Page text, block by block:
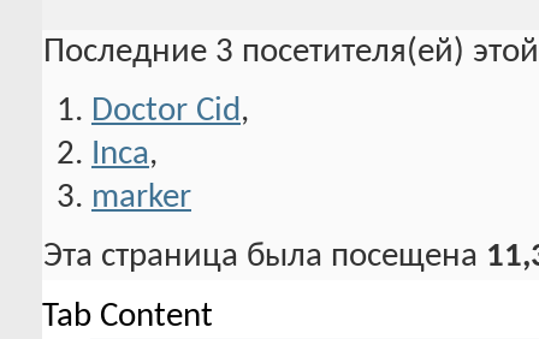
Последние 3 посетителя(ей)
Doctor Cid,
Inca,
marker
Эта страница была посещена
Tab Content